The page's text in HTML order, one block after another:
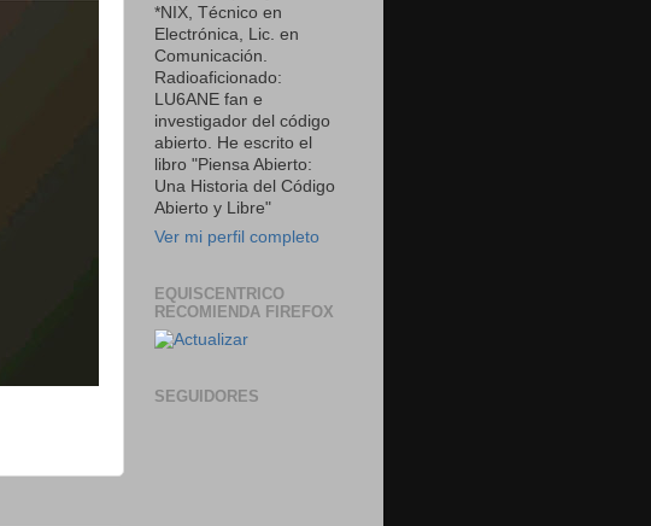
*NIX, Técnico en
Electrónica, Lic. en
Comunicación.
Radioaficionado:
LU6ANE fan e
investigador del código
abierto. He escrito el
libro "Piensa Abierto:
Una Historia del Código
Abierto y Libre"
Ver mi perfil completo
EQUISCENTRICO
RECOMIENDA FIREFOX
SEGUIDORES